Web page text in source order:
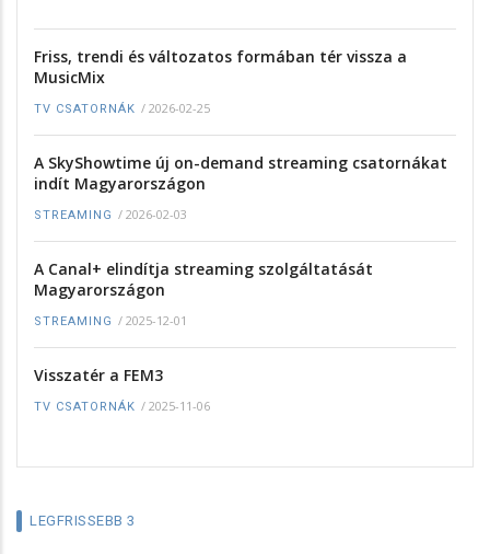
Friss, trendi és változatos formában tér vissza a
MusicMix
TV CSATORNÁK / 2026-02-25
A SkyShowtime új on-demand streaming csatornákat
indít Magyarországon
STREAMING / 2026-02-03
A Canal+ elindítja streaming szolgáltatását
Magyarországon
STREAMING / 2025-12-01
Visszatér a FEM3
TV CSATORNÁK / 2025-11-06
LEGFRISSEBB 3